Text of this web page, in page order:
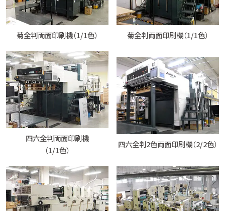
菊全判両面印刷機（1/1色） 菊全判両面印刷機（1/1色）
四六全判両面印刷機
（1/1色）
四六全判2色両面印刷機（2/2色）